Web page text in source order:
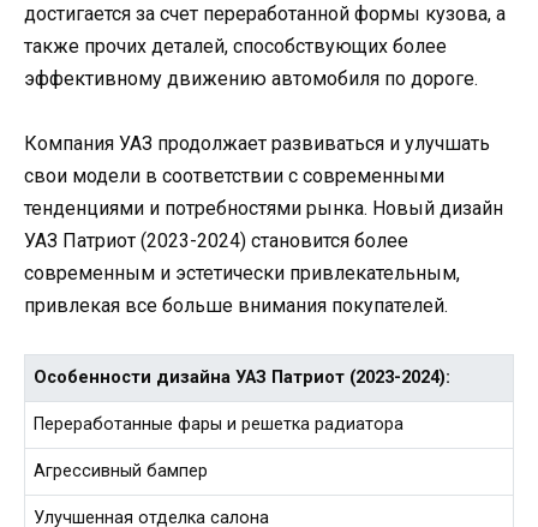
достигается за счет переработанной формы кузова, а
также прочих деталей, способствующих более
эффективному движению автомобиля по дороге.
Компания УАЗ продолжает развиваться и улучшать
свои модели в соответствии с современными
тенденциями и потребностями рынка. Новый дизайн
УАЗ Патриот (2023-2024) становится более
современным и эстетически привлекательным,
привлекая все больше внимания покупателей.
Особенности дизайна УАЗ Патриот (2023-2024):
Переработанные фары и решетка радиатора
Агрессивный бампер
Улучшенная отделка салона